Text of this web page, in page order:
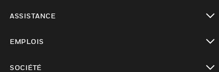
ASSISTANCE
EMPLOIS
SOCIÉTÉ